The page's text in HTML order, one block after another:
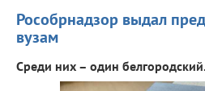
Рособрнадзор выдал
вузам
Среди них – один белгородский.